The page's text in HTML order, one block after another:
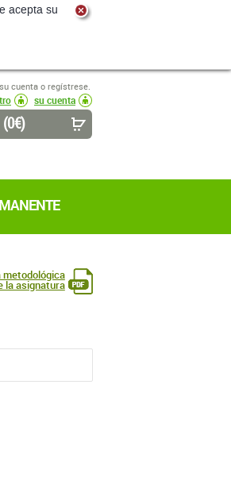
acepta su
cuenta o regístrese.
su cuenta
(0 €)
metodológica
la asignatura